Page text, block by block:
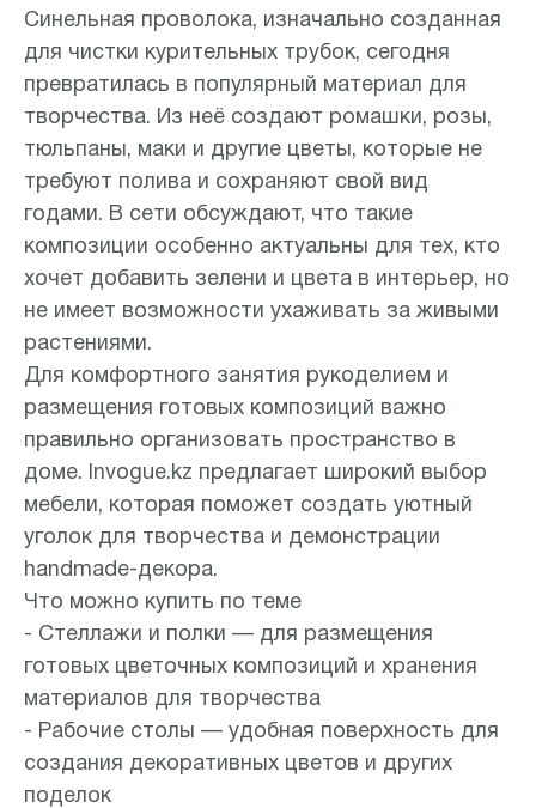
Синельная проволока, изначально созданная
для чистки курительных трубок, сегодня
превратилась в популярный материал для
творчества. Из неё создают ромашки, розы,
тюльпаны, маки и другие цветы, которые не
требуют полива и сохраняют свой вид
годами. В сети обсуждают, что такие
композиции особенно актуальны для тех, кто
хочет добавить зелени и цвета в интерьер, но
не имеет возможности ухаживать за живыми
растениями.
Для комфортного занятия рукоделием и
размещения готовых композиций важно
правильно организовать пространство в
доме. Invogue.kz предлагает широкий выбор
мебели, которая поможет создать уютный
уголок для творчества и демонстрации
handmade-декора.
Что можно купить по теме
- Стеллажи и полки — для размещения
готовых цветочных композиций и хранения
материалов для творчества
- Рабочие столы — удобная поверхность для
создания декоративных цветов и других
поделок